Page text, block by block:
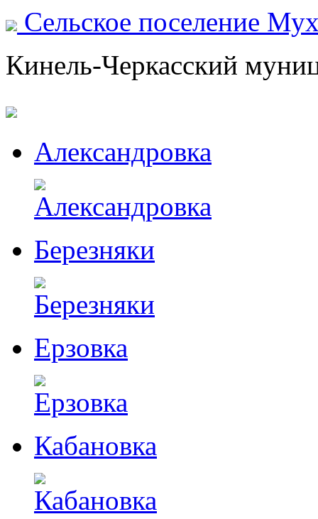
Сельское поселение
Кинель-Черкасский
Александровка
Березняки
Ерзовка
Кабановка